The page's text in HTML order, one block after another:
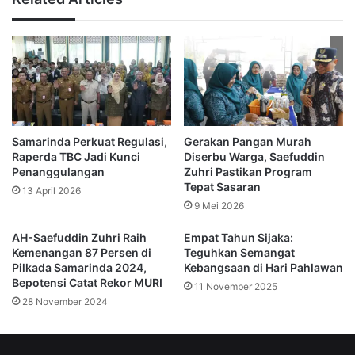
fondasi bagi kemajuan Kota Samarinda.
“Kalau kita bisa mulai dari hal kecil seperti membuang
sampah pada tempatnya, saya yakin Samarinda bisa
menjadi kota yang bersih dan maju,” lanjutnya.
Dalam acara tersebut juga dilakukan doa bersama untuk
para jemaah haji asal Samarinda yang saat ini sedang
menjalankan ibadah haji.
Ia berharap seluruh jemaah diberi kelancaran dan kembali
“Semoga yang sedang berhaji diberi kelancaran dan
kembali dengan membawa berkah bagi kita semua,”
pungkas Saefuddin Zuhri. (*)
Samarinda Perkuat Regulasi,
Raperda TBC Jadi Kunci
Penanggulangan
13 April 2026
Gerakan Pangan Murah
Diserbu Warga, Saefuddin
Zuhri Pastikan Program
Tepat Sasaran
9 Mei 2026
AH-Saefuddin Zuhri Raih
Kemenangan 87 Persen di
Pilkada Samarinda 2024,
Bepotensi Catat Rekor MURI
28 November 2024
Empat Tahun Sijaka:
Teguhkan Semangat
Kebangsaan di Hari Pahlawan
11 November 2025